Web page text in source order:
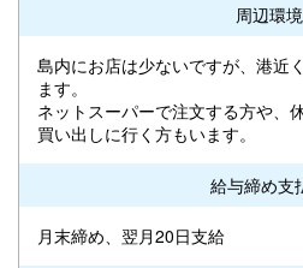
周辺環境
島内にお店は少ないですが、港近
ます。
ネットスーパーで注文する方や、
買い出しに行く方もいます。
給与締め支
月末締め、翌月20日支給